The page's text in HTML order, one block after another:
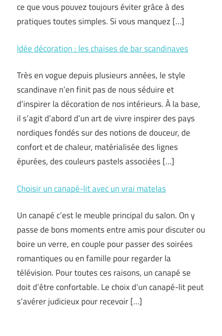
ce que vous pouvez toujours éviter grâce à des
pratiques toutes simples. Si vous manquez […]
Idée décoration : les chaises de bar scandinaves
Très en vogue depuis plusieurs années, le style
scandinave n’en finit pas de nous séduire et
d’inspirer la décoration de nos intérieurs. À la base,
il s’agit d’abord d’un art de vivre inspirer des pays
nordiques fondés sur des notions de douceur, de
confort et de chaleur, matérialisée des lignes
épurées, des couleurs pastels associées […]
Choisir un canapé-lit avec un vrai matelas
Un canapé c’est le meuble principal du salon. On y
passe de bons moments entre amis pour discuter ou
boire un verre, en couple pour passer des soirées
romantiques ou en famille pour regarder la
télévision. Pour toutes ces raisons, un canapé se
doit d’être confortable. Le choix d’un canapé-lit peut
s’avérer judicieux pour recevoir […]